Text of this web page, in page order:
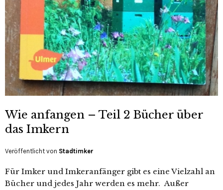
Wie anfangen – Teil 2 Bücher über
das Imkern
Veröffentlicht von Stadtimker
Für Imker und Imkeranfänger gibt es eine Vielzahl an
Bücher und jedes Jahr werden es mehr. Außer